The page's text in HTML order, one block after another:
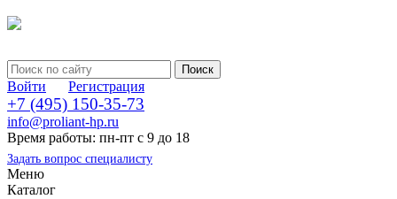
Войти Регистрация
+7 (495) 150-35-73
info@proliant-hp.ru
Время работы: пн-пт с 9 до 18
Задать вопрос специалисту
Меню
Каталог